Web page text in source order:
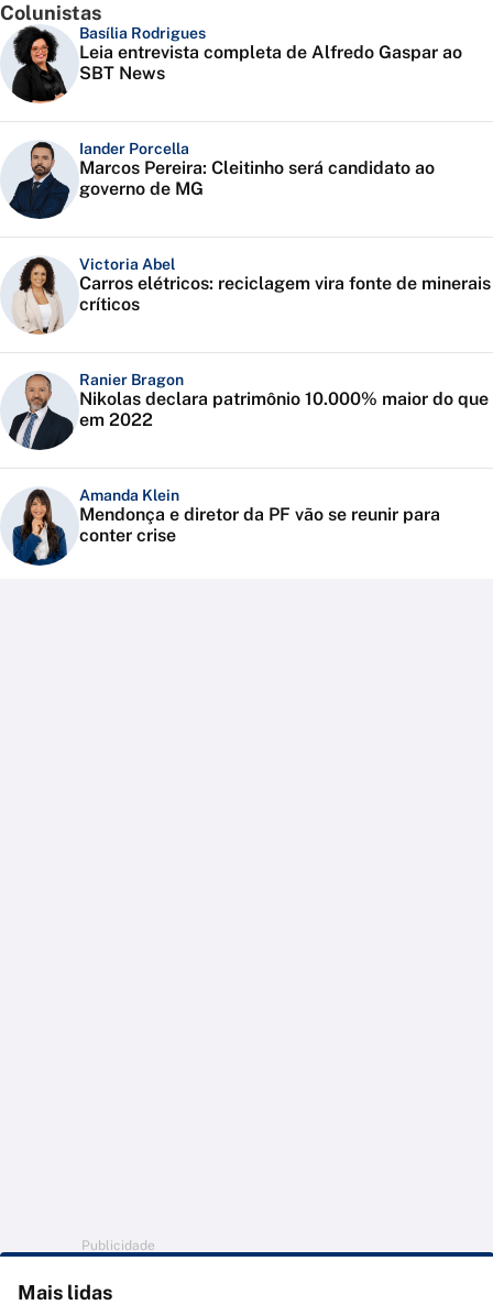
Colunistas
Basília Rodrigues
Leia entrevista completa de Alfredo Gaspar ao
SBT News
Iander Porcella
Marcos Pereira: Cleitinho será candidato ao
governo de MG
Victoria Abel
Carros elétricos: reciclagem vira fonte de minerais
críticos
Ranier Bragon
Nikolas declara patrimônio 10.000% maior do que
em 2022
Amanda Klein
Mendonça e diretor da PF vão se reunir para
conter crise
Publicidade
Mais lidas